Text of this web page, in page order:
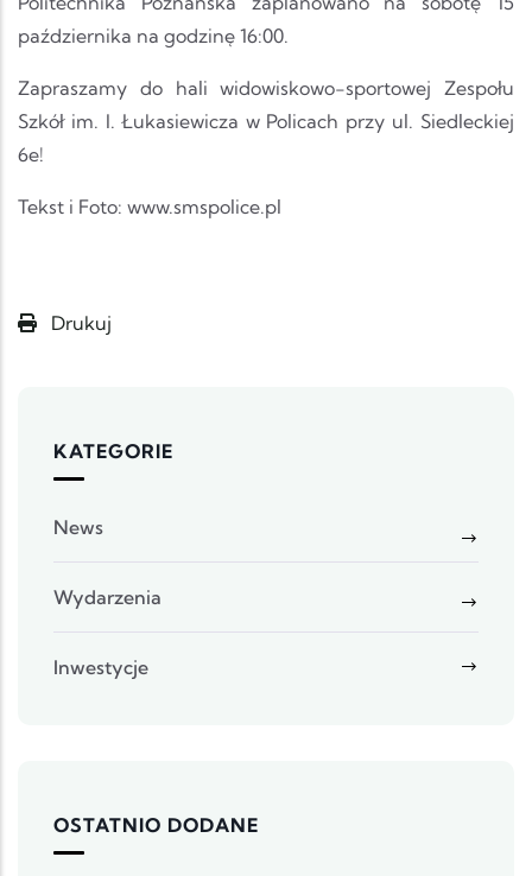
października na godzinę 16:00.
Zapraszamy do hali widowiskowo-sportowej Zespołu
Szkół im. I. Łukasiewicza w Policach przy ul. Siedleckiej
6e!
Tekst i Foto: www.smspolice.pl
Drukuj
KATEGORIE
News
Wydarzenia
Inwestycje
OSTATNIO DODANE